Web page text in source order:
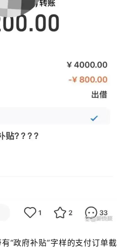
“政府补贴”字样的支付订单截